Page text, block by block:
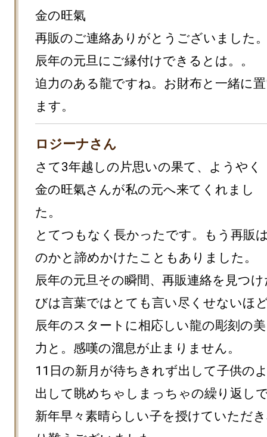
金の旺氣
再販のご連絡ありがとうございました
辰年の元旦にご縁付けできるとは。。
迫力のある龍ですね。お財布と一緒に
ます。
ロジーナさん
さて3年越しの片思いの果て、ようやく
金の旺氣さんが私の元へ来てくれまし
た。
とてつもなく長かったです。もう再販
のかと諦めかけたこともありました。
辰年の元旦その瞬間、再販連絡を見つ
びは言葉ではとても言い尽くせないほ
辰年のスタートに相応しい龍の彫刻の
力と。感嘆の溜息が止まりません。
11日の新月が待ちきれず出して子供の
出して眺めちゃしまっちゃの繰り返し
新年早々素晴らしい子を授けていただ